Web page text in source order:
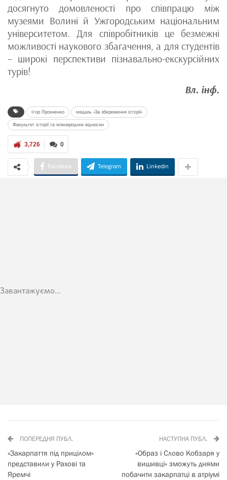
досягнуто домовленості про співпрацю між
музеями Волині й Ужгородським національним
університетом. Для співробітників це безмежні
можливості наукового збагачення, а для студентів
– широкі перспективи пізнавально-екскурсійних
турів!
Вл. інф.
Ігор Прохненко медаль «За збереження історії»
Факультет історії та міжнародних відносин
0
3,726
Facebook Telegram Linkedin
Завантажуємо...
ПОПЕРЕДНЯ ПУБЛ.
«Закарпаття під прицілом»
представили у Рахові та
Яремчі
НАСТУПНА ПУБЛ.
«Образ і Слово Кобзаря у
вишивці» зможуть днями
побачити закарпатці в атріумі